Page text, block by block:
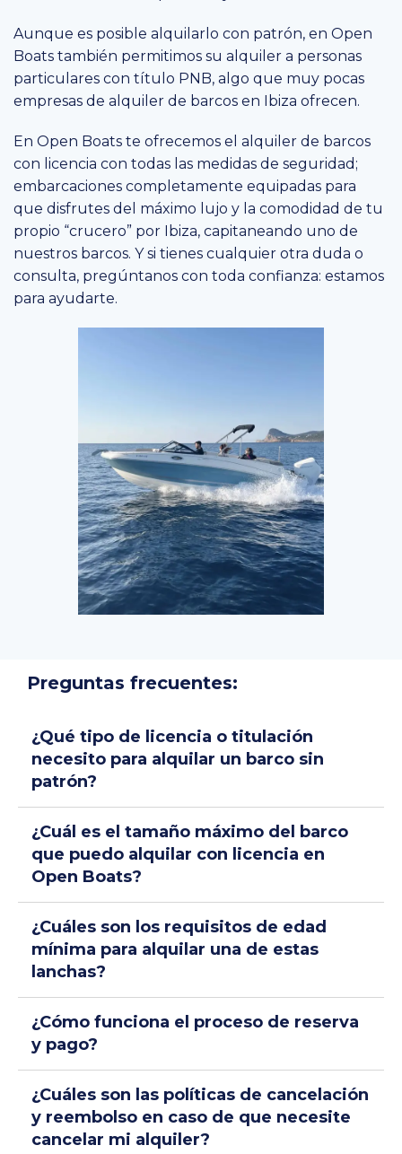
Aunque es posible alquilarlo con patrón, en Open
Boats también permitimos su alquiler a personas
particulares con título PNB, algo que muy pocas
empresas de alquiler de barcos en Ibiza ofrecen.
En Open Boats te ofrecemos el alquiler de barcos
con licencia con todas las medidas de seguridad;
embarcaciones completamente equipadas para
que disfrutes del máximo lujo y la comodidad de tu
propio “crucero” por Ibiza, capitaneando uno de
nuestros barcos. Y si tienes cualquier otra duda o
consulta, pregúntanos con toda confianza: estamos
para ayudarte.
Preguntas frecuentes:
¿Qué tipo de licencia o titulación
necesito para alquilar un barco sin
patrón?
¿Cuál es el tamaño máximo del barco
que puedo alquilar con licencia en
Open Boats?
¿Cuáles son los requisitos de edad
mínima para alquilar una de estas
lanchas?
¿Cómo funciona el proceso de reserva
y pago?
¿Cuáles son las políticas de cancelación
y reembolso en caso de que necesite
cancelar mi alquiler?